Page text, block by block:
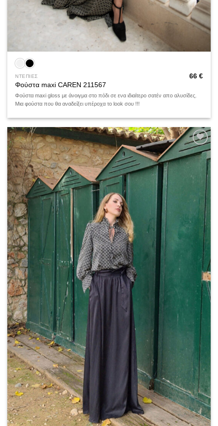
ΝΤΕΠΙΕΣ
Φούστα maxi CARΕΝ 211567
66 €
Φούστα maxi gloss με άνοιγμα στο πόδι σε ενα ιδιαίτερο σατέν απο αλυσίδες.
Μια φούστα που θα αναδείξει υπέροχα το look σου !!!
Add to
wishlist